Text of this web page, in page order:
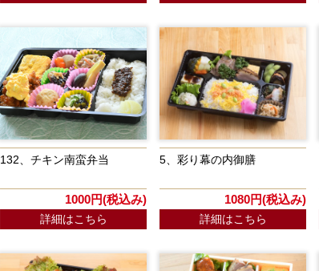
132、チキン南蛮弁当
1000円(税込み)
詳細はこちら
5、彩り幕の内御膳
1080円(税込み)
詳細はこちら